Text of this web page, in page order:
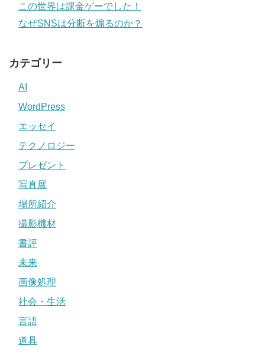
この世界は課金ゲーでした！
なぜSNSは分断を煽るのか？
カテゴリー
AI
WordPress
エッセイ
テクノロジー
プレゼント
写真展
場所紹介
撮影機材
書評
未来
画像処理
社会・生活
言語
道具